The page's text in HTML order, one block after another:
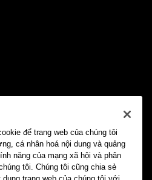
để trang web của chúng tôi
cá nhân hoá nội dung và quảng
năng của mạng xã hội và phân
tôi. Chúng tôi cũng chia sẻ